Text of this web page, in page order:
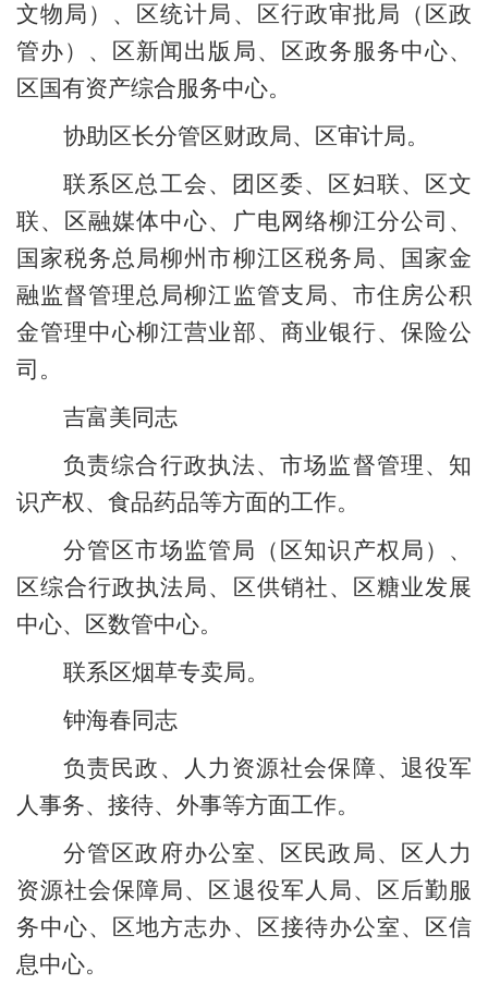
文物局） 、 区统计局、
区行政审批局（区政
管办） 、 区新闻出版局、
区政务服务中心、
区国有资产综合服务中心。
协助区长分管区财政局、区审计局。
联系区总工会、 团区委、区妇联、
区文
联、 区融媒体中心、 广电网络柳江分公司 、
国家税务总局柳州市柳江区税务局、国家金
融监督管理总局柳江监管支局、 市住房公积
金管理中心柳江营业部、 商业银行、保险公
司 。
吉富美同志
负责综合行政执法、市场监督管理 、 知
识产权、食品药品等方面的工作。
分管区市场监管局（区知识产权局）、
区综合行政执法局、区供销社、区糖业发展
中心、 区数管中心。
联系区烟草专卖局。
钟海春同志
负责民政、
人力资源社会保障、 退役军
人事务、接待、外事等方面工作。
分管 区政府办公室、 区民政局、 区 人力
资源社会保障局、
区退役军人局、区后勤服
务中心、
区地方志办、 区接待办公室、
区信
息中心。